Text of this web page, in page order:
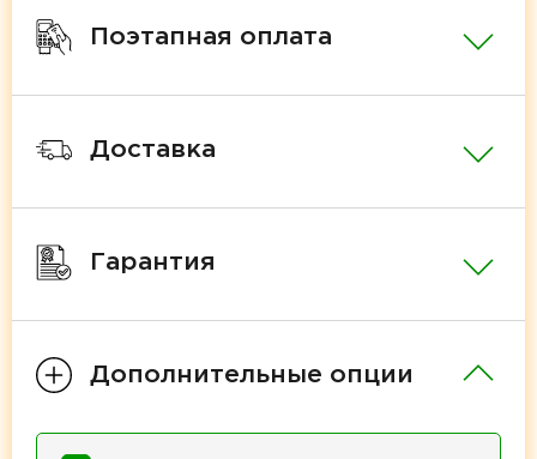
Поэтапная оплата
Доставка
Гарантия
Дополнительные опции